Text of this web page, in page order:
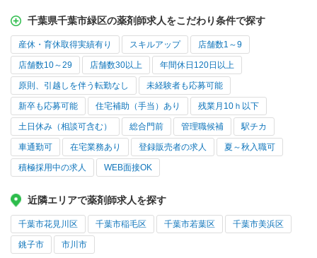
千葉県千葉市緑区の薬剤師求人をこだわり条件で探す
産休・育休取得実績有り スキルアップ 店舗数1～9
店舗数10～29 店舗数30以上 年間休日120日以上
原則、引越しを伴う転勤なし 未経験者も応募可能
新卒も応募可能 住宅補助（手当）あり 残業月10ｈ以下
土日休み（相談可含む） 総合門前 管理職候補 駅チカ
車通勤可 在宅業務あり 登録販売者の求人 夏～秋入職可
積極採用中の求人 WEB面接OK
近隣エリアで薬剤師求人を探す
千葉市花見川区 千葉市稲毛区 千葉市若葉区 千葉市美浜区
銚子市 市川市